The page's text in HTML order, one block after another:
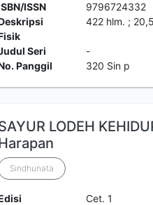
ISSN
9796724332
422 hlm. ;
Seri
-
Panggil
320 Sin p
LODEH
Sindhunata
Cet. 1